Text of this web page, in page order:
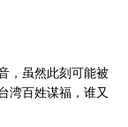
，虽然此刻可能被
湾百姓谋福，谁又